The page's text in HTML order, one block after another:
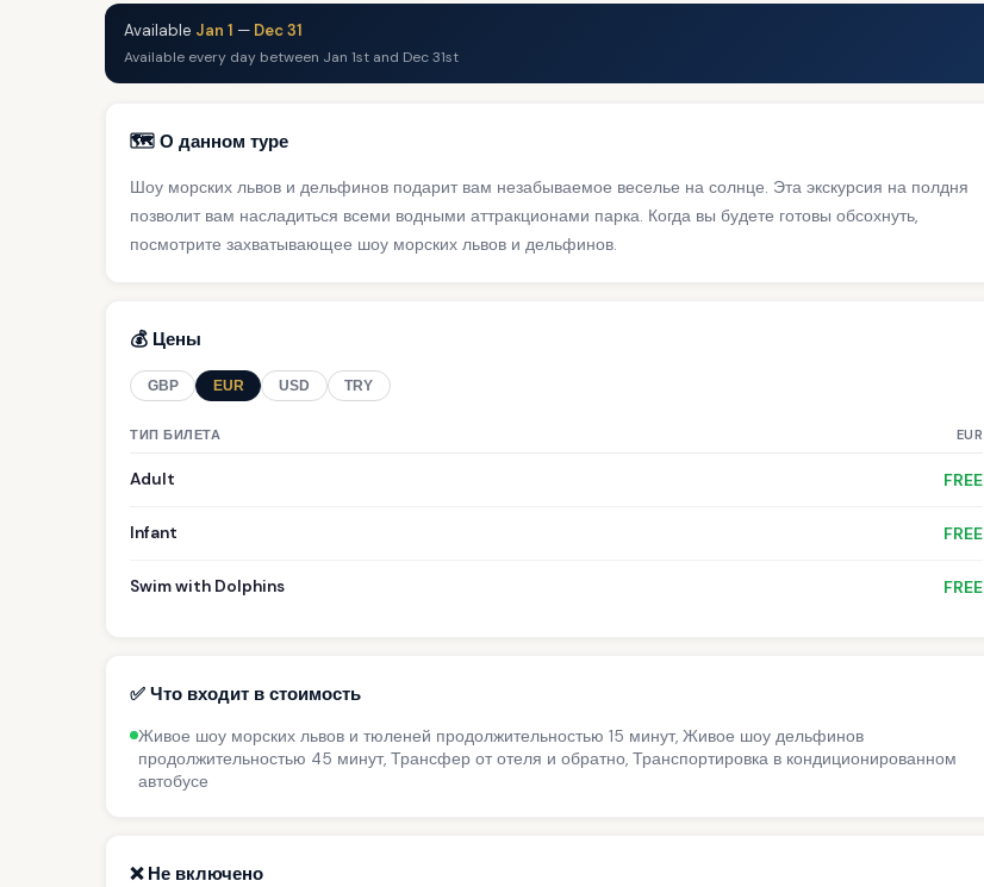
Available Jan 1 — Dec 31
Available every day between Jan 1st and Dec 31st
🗺️ О данном туре
Шоу морских львов и дельфинов подарит вам незабываемое веселье на солнце. Эта экскурсия на полдня
позволит вам насладиться всеми водными аттракционами парка. Когда вы будете готовы обсохнуть,
посмотрите захватывающее шоу морских львов и дельфинов.
💰 Цены
GBP EUR USD TRY
ТИП БИЛЕТА EUR
Adult FREE
Infant FREE
Swim with Dolphins FREE
✅ Что входит в стоимость
Живое шоу морских львов и тюленей продолжительностью 15 минут, Живое шоу дельфинов
продолжительностью 45 минут, Трансфер от отеля и обратно, Транспортировка в кондиционированном
автобусе
❌ Не включено